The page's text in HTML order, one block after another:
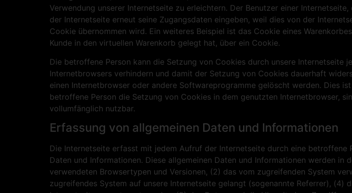
Verwendung unserer Internetseite zu erleichtern. Der Benutzer einer
der Internetseite erneut seine Zugangsdaten eingeben, weil dies von der
Cookie übernommen wird. Ein weiteres Beispiel ist das Cookie eines
Kunde in den virtuellen Warenkorb gelegt hat, über ein Cookie.
Die betroffene Person kann die Setzung von Cookies durch unsere Internetseite
Internetbrowsers verhindern und damit der Setzung von Cookies dauerhaft
einen Internetbrowser oder andere Softwareprogramme gelöscht werden. Dies
betroffene Person die Setzung von Cookies in dem genutzten Internetbrowser,
vollumfänglich nutzbar.
Erfassung von allgemeinen Daten und Informationen
Die Internetseite erfasst mit jedem Aufruf der Internetseite durch eine betroffene
Daten und Informationen. Diese allgemeinen Daten und Informationen werden
verwendeten Browsertypen und Versionen, (2) das vom zugreifenden System
zugreifendes System auf unsere Internetseite gelangt (sogenannte Referrer),